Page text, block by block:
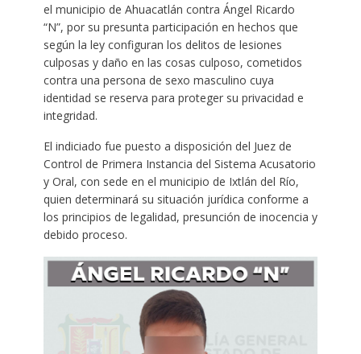
el municipio de Ahuacatlán contra Ángel Ricardo
“N”, por su presunta participación en hechos que
según la ley configuran los delitos de lesiones
culposas y daño en las cosas culposo, cometidos
contra una persona de sexo masculino cuya
identidad se reserva para proteger su privacidad e
integridad.
El indiciado fue puesto a disposición del Juez de
Control de Primera Instancia del Sistema Acusatorio
y Oral, con sede en el municipio de Ixtlán del Río,
quien determinará su situación jurídica conforme a
los principios de legalidad, presunción de inocencia y
debido proceso.